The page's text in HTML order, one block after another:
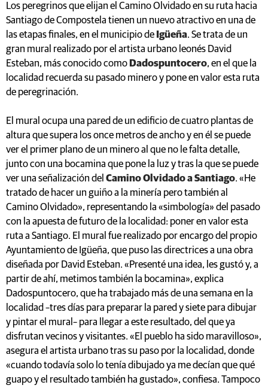
Los peregrinos que elijan el Camino Olvidado en su ruta hacia
Santiago de Compostela tienen un nuevo atractivo en una de
las etapas finales, en el municipio de Igüeña. Se trata de un
gran mural realizado por el artista urbano leonés David
Esteban, más conocido como Dadospuntocero, en el que la
localidad recuerda su pasado minero y pone en valor esta ruta
de peregrinación.
El mural ocupa una pared de un edificio de cuatro plantas de
altura que supera los once metros de ancho y en él se puede
ver el primer plano de un minero al que no le falta detalle,
junto con una bocamina que pone la luz y tras la que se puede
ver una señalización del Camino Olvidado a Santiago. «He
tratado de hacer un guiño a la minería pero también al
Camino Olvidado», representando la «simbología» del pasado
con la apuesta de futuro de la localidad: poner en valor esta
ruta a Santiago. El mural fue realizado por encargo del propio
Ayuntamiento de Igüeña, que puso las directrices a una obra
diseñada por David Esteban. «Presenté una idea, les gustó y, a
partir de ahí, metimos también la bocamina», explica
Dadospuntocero, que ha trabajado más de una semana en la
localidad –tres días para preparar la pared y siete para dibujar
y pintar el mural– para llegar a este resultado, del que ya
disfrutan vecinos y visitantes. «El pueblo ha sido maravilloso»,
asegura el artista urbano tras su paso por la localidad, donde
«cuando todavía solo lo tenía dibujado ya me decían que qué
guapo y el resultado también ha gustado», confiesa. Tampoco